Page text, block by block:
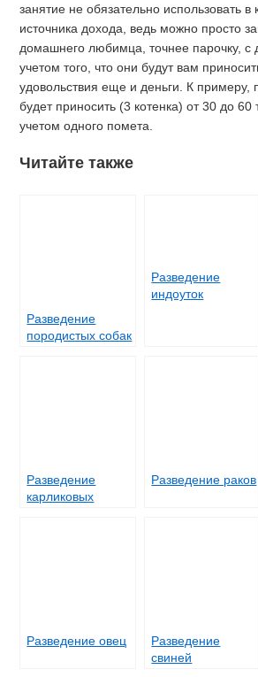
занятие не обязательно использовать в
источника дохода, ведь можно просто
домашнего любимца, точнее парочку, с
учетом того, что они будут вам
удовольствия еще и деньги. К примеру,
будет приносить (3 котенка) от 30 до 60
учетом одного помета.
Читайте также
Разведение
породистых собак
Разведение
индоуток
Разведение
карликовых
Разведение раков
Разведение овец
Разведение
свиней